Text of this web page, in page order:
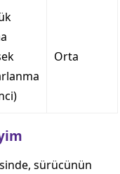
Orta
sürücünün